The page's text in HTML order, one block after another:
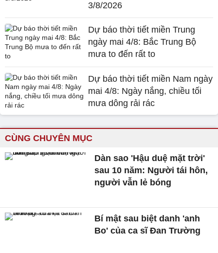
3/8/2026
Dự báo thời tiết miền Trung
ngày mai 4/8: Bắc Trung Bộ
mưa to đến rất to
Dự báo thời tiết miền Nam ngày
mai 4/8: Ngày nắng, chiều tối
mưa dông rải rác
CÙNG CHUYÊN MỤC
Dàn sao 'Hậu duệ mặt trời'
sau 10 năm: Người tái hôn,
người vẫn lẻ bóng
Bí mật sau biệt danh 'anh
Bo' của ca sĩ Đan Trường